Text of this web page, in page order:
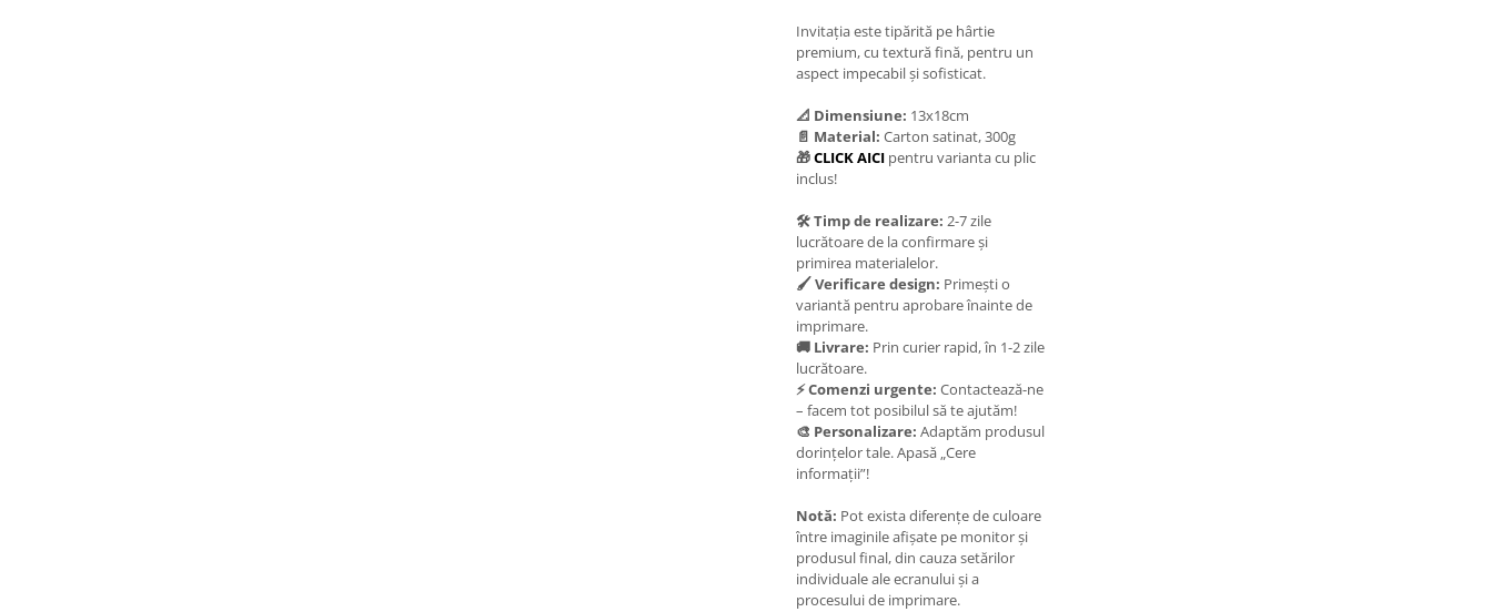
Invitația este tipărită pe hârtie
premium, cu textură fină, pentru un
aspect impecabil și sofisticat.
📐 Dimensiune: 13x18cm
📄 Material: Carton satinat, 300g
🎁CLICK AICI pentru varianta cu plic
inclus!
🛠️ Timp de realizare: 2-7 zile
lucrătoare de la confirmare și
primirea materialelor.
🖌️ Verificare design: Primești o
variantă pentru aprobare înainte de
imprimare.
🚚 Livrare: Prin curier rapid, în 1-2 zile
lucrătoare.
⚡ Comenzi urgente: Contactează-ne
– facem tot posibilul să te ajutăm!
🎨 Personalizare: Adaptăm produsul
dorințelor tale. Apasă „Cere
informații”!
Notă: Pot exista diferențe de culoare
între imaginile afișate pe monitor și
produsul final, din cauza setărilor
individuale ale ecranului și a
procesului de imprimare.